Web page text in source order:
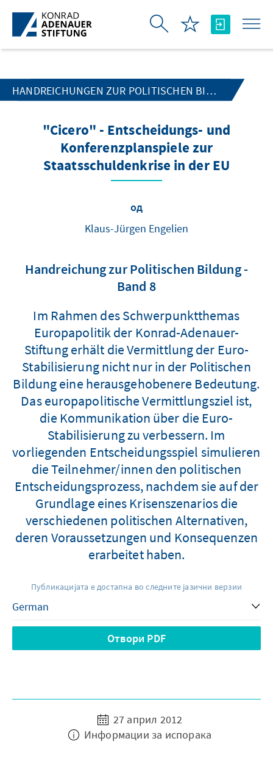
Skip to Main Content
HANDREICHUNGEN ZUR POLITISCHEN BILDUNG
"Cicero" - Entscheidungs- und
Konferenzplanspiele zur
Staatsschuldenkrise in der EU
од
Klaus-Jürgen Engelien
Handreichung zur Politischen Bildung -
Band 8
Im Rahmen des Schwerpunktthemas
Europapolitik der Konrad-Adenauer-
Stiftung erhält die Vermittlung der Euro-
Stabilisierung nicht nur in der Politischen
Bildung eine herausgehobenere Bedeutung.
Das europapolitische Vermittlungsziel ist,
die Kommunikation über die Euro-
Stabilisierung zu verbessern. Im
vorliegenden Entscheidungsspiel simulieren
die Teilnehmer/innen den politischen
Entscheidungsprozess, nachdem sie auf der
Grundlage eines Krisenszenarios die
verschiedenen politischen Alternativen,
deren Voraussetzungen und Konsequenzen
erarbeitet haben.
Публикацијата е достапна во следните јазични верзии
Отвори PDF
27 април 2012
Информации за испорака